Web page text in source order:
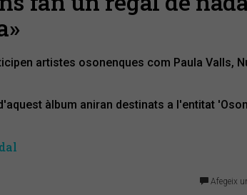
artistes osonenques com Paula Valls,
àlbum aniran destinats a l'entitat
Afegeix